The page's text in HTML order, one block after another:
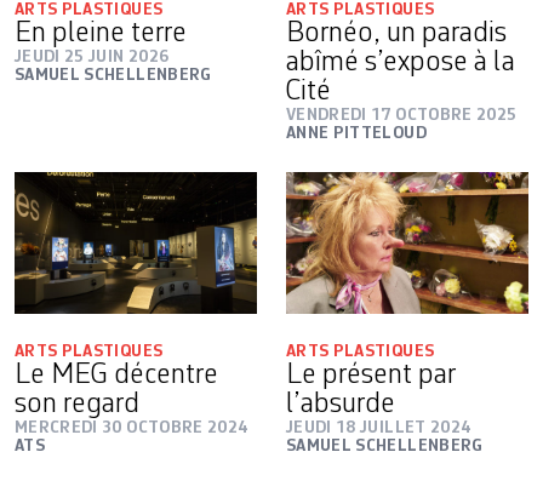
ARTS PLASTIQUES
En pleine terre
JEUDI 25 JUIN 2026
SAMUEL SCHELLENBERG
ARTS PLASTIQUES
Bornéo, un paradis
abîmé s’expose à la
Cité
VENDREDI 17 OCTOBRE 2025
ANNE PITTELOUD
ARTS PLASTIQUES
Le MEG décentre
son regard
MERCREDI 30 OCTOBRE 2024
ATS
ARTS PLASTIQUES
Le présent par
l’absurde
JEUDI 18 JUILLET 2024
SAMUEL SCHELLENBERG